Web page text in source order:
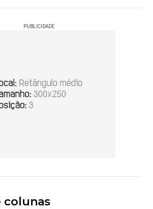
PUBLICIDADE
colunas